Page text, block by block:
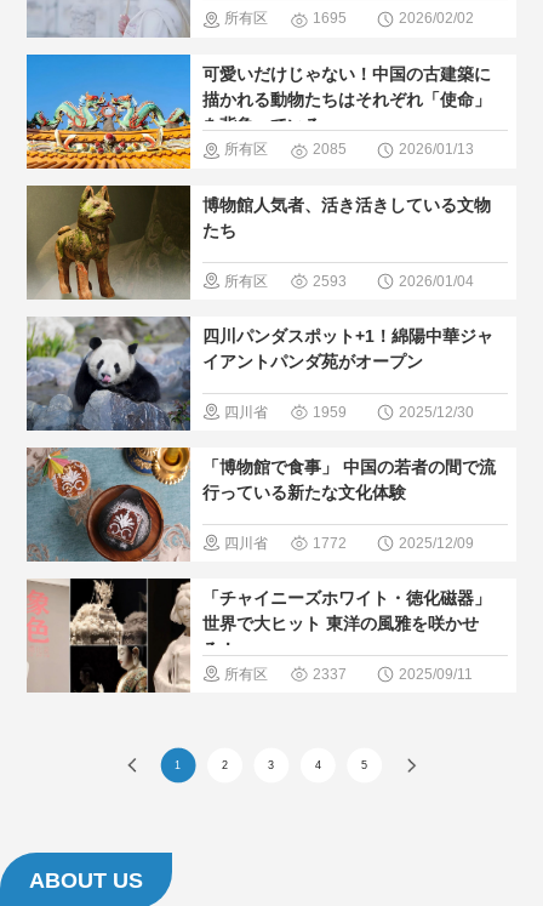
所有区
巡る ＃人
気・おすす
の暮らし方
1695 2026/02/02
可愛いだけじゃない！中国の古建築に
描かれる動物たちはそれぞれ「使命」
を背負っている
所有区
巡る
気・おすす
文化遺産
2085 2026/01/13
博物館人気者、活き活きしている文物
たち
所有区
巡る ＃博
物館 ＃人
め
2593 2026/01/04
四川パンダスポット+1！綿陽中華ジャ
イアントパンダ苑がオープン
四川省
スポット
＃パンダ
すすめ ＃
人間と大自
然
1959 2025/12/30
「博物館で食事」 中国の若者の間で流
行っている新たな文化体験
四川省
＃歴史巡る
＃博物館
現地の暮ら
1772 2025/12/09
「チャイニーズホワイト・徳化磁器」
世界で大ヒット 東洋の風雅を咲かせ
る！
所有区 2337 2025/09/11
1 2 3 4 5
ABOUT US